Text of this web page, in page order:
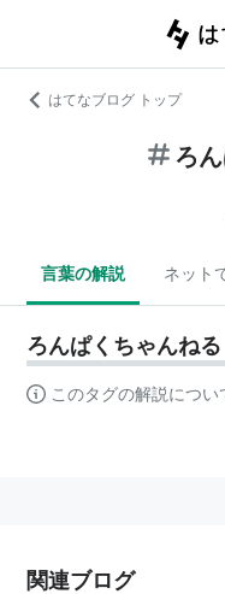
はてなブログ トップ
ろ
言葉の解説 ネット
ろんぱくちゃんねる
このタグの解説につい
関連ブログ